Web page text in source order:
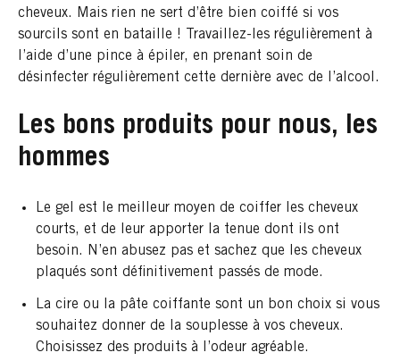
cheveux. Mais rien ne sert d’être bien coiffé si vos
sourcils sont en bataille ! Travaillez-les régulièrement à
l’aide d’une pince à épiler, en prenant soin de
désinfecter régulièrement cette dernière avec de l’alcool.
Les bons produits pour nous, les
hommes
Le gel est le meilleur moyen de coiffer les cheveux
courts, et de leur apporter la tenue dont ils ont
besoin. N’en abusez pas et sachez que les cheveux
plaqués sont définitivement passés de mode.
La cire ou la pâte coiffante sont un bon choix si vous
souhaitez donner de la souplesse à vos cheveux.
Choisissez des produits à l’odeur agréable.